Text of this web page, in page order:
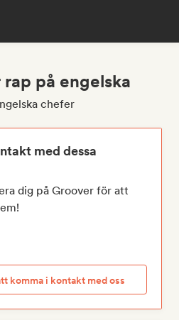
på engelska
chefer
med dessa
dig på Groover för att
komma i kontakt med oss